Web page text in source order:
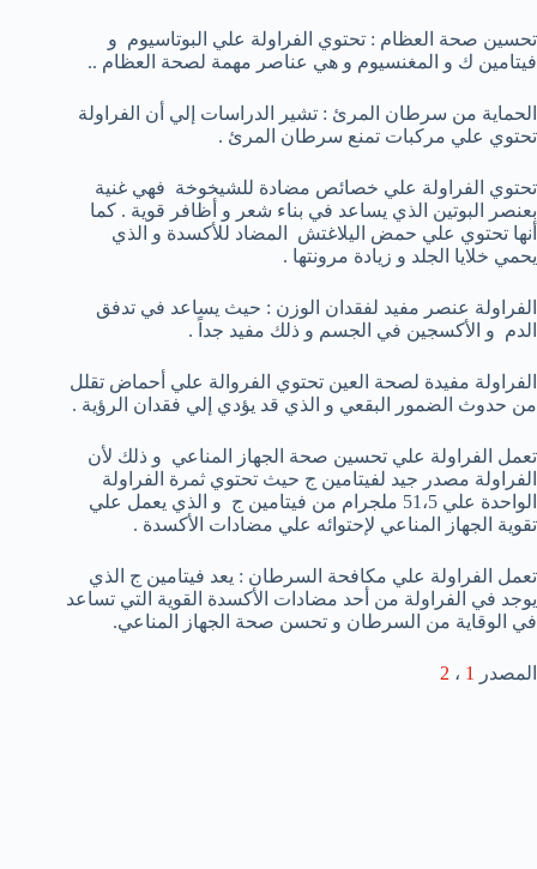
تحسين صحة العظام : تحتوي الفراولة علي البوتاسيوم و
فيتامين ك و المغنسيوم و هي عناصر مهمة لصحة العظام ..
الحماية من سرطان المرئ : تشير الدراسات إلي أن الفراولة
تحتوي علي مركبات تمنع سرطان المرئ .
تحتوي الفراولة علي خصائص مضادة للشيخوخة فهي غنية
بعنصر البوتين الذي يساعد في بناء شعر و أظافر قوية . كما
أنها تحتوي علي حمض اليلاغتش المضاد للأكسدة و الذي
يحمي خلايا الجلد و زيادة مرونتها .
الفراولة عنصر مفيد لفقدان الوزن : حيث يساعد في تدفق
الدم و الأكسجين في الجسم و ذلك مفيد جداً .
الفراولة مفيدة لصحة العين تحتوي الفروالة علي أحماض تقلل
من حدوث الضمور البقعي و الذي قد يؤدي إلي فقدان الرؤية .
تعمل الفراولة علي تحسين صحة الجهاز المناعي و ذلك لأن
الفراولة مصدر جيد لفيتامين ج حيث تحتوي ثمرة الفراولة
الواحدة علي 51،5 ملجرام من فيتامين ج و الذي يعمل علي
تقوية الجهاز المناعي لإحتوائه علي مضادات الأكسدة .
تعمل الفراولة علي مكافحة السرطان : يعد فيتامين ج الذي
يوجد في الفراولة من أحد مضادات الأكسدة القوية التي تساعد
في الوقاية من السرطان و تحسن صحة الجهاز المناعي.
المصدر 1 ، 2